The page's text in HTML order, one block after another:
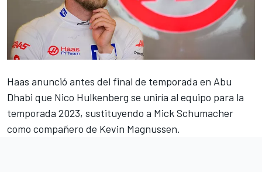
Haas anunció antes del final de temporada en Abu
Dhabi que Nico Hulkenberg se uniría al equipo para la
temporada 2023, sustituyendo a Mick Schumacher
como compañero de Kevin Magnussen.